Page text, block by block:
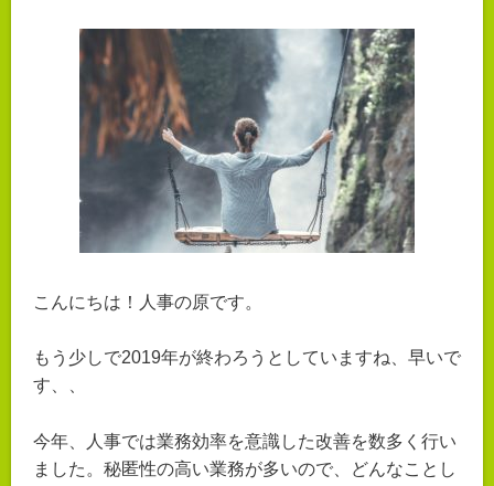
こんにちは！人事の原です。
もう少しで2019年が終わろうとしていますね、早いで
す、、
今年、人事では業務効率を意識した改善を数多く行い
ました。秘匿性の高い業務が多いので、どんなことし